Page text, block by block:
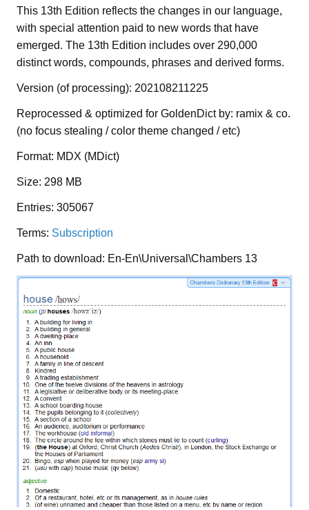
This 13th Edition reflects the changes in our language,
with special attention paid to new words that have
emerged. The 13th Edition includes over 290,000
distinct words, compounds, phrases and derived forms.
Version (of processing): 202108211225
Reprocessed & optimized for GoldenDict by: ramix & co.
(no focus stealing / color theme changed / etc)
Format: MDX (MDict)
Size: 298 MB
Entries: 305067
Terms: Subscription
Path to download: En-En\Universal\Chambers 13